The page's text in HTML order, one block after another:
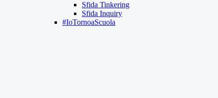
Sfida Tinkering
Sfida Inquiry
#IoTornoaScuola